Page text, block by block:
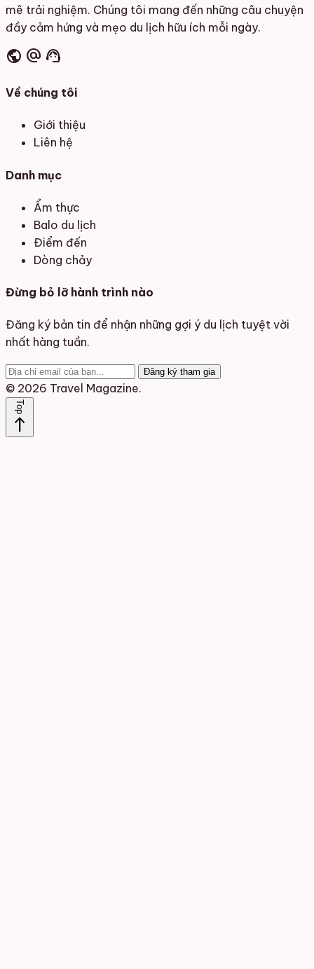
mê trải nghiệm. Chúng tôi mang đến những câu chuyện
đầy cảm hứng và mẹo du lịch hữu ích mỗi ngày.
public alternate_email support_agent
Về chúng tôi
Giới thiệu
Liên hệ
Danh mục
Ẩm thực
Balo du lịch
Điểm đến
Dòng chảy
Đừng bỏ lỡ hành trình nào
Đăng ký bản tin để nhận những gợi ý du lịch tuyệt vời
nhất hàng tuần.
Đăng ký tham gia
© 2026 Travel Magazine.
Top
north